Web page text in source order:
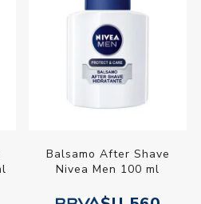
Balsamo After Shave
Nivea Men 100 ml